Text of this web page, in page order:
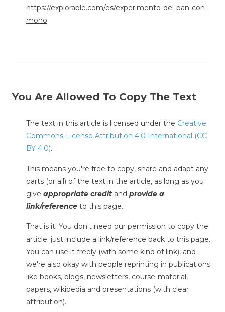
https://explorable.com/es/experimento-del-pan-con-
moho
You Are Allowed To Copy The Text
The text in this article is licensed under the Creative
Commons-License Attribution 4.0 International (CC
BY 4.0).
This means you're free to copy, share and adapt any
parts (or all) of the text in the article, as long as you
give appropriate credit and provide a
link/reference to this page.
That is it. You don't need our permission to copy the
article; just include a link/reference back to this page.
You can use it freely (with some kind of link), and
we're also okay with people reprinting in publications
like books, blogs, newsletters, course-material,
papers, wikipedia and presentations (with clear
attribution).